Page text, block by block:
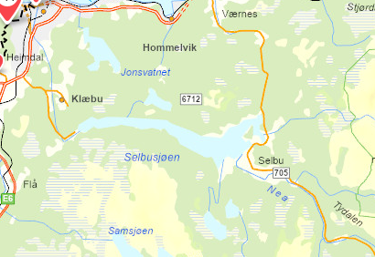
for så å følge Rikevei 700 ned til avkjørsel
veien til Pilegrimsleden. Etappen fortsetter
du gå videre til Voll (totalt 15 km fra Berkåk),
under dag 2.